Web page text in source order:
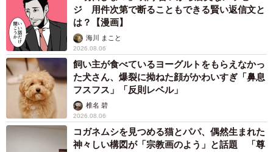
「チェックするメディア」は、男女いずれも「ニュース系
ウェブサイト」「動画配信・共有サイト」「学校の教材」
が上位に挙げられたものの、「特に気にしていない、わか
らない」が約4割でトップでした。
「信頼できるメディア」としても「学校の教材」が男女と
もに多いものの、こちらも「特に気にしていない、わから
ない」が4割超で最多となりました。
ジ 用件次第で断ることもできる賢い返信文と
は？【漫画】
海川 まこと
2026.08.06
飼い主が食べているヨーグルトをもらえなかっ
た犬さん、爆裂に拗ねた顔がかわいすぎ「鼻息
フスフス」「反則レベル」
椎名 碧
2026.08.06
コガネムシを見つめる猫とパパ、偶然生まれた
神々しい構図が「宗教画のよう」と話題 「尊